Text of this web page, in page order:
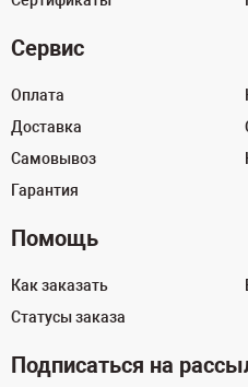
Сервис
Оплата
Доставка
Самовывоз
Гарантия
Помощь
Как заказать
Статусы заказа
Подписаться на